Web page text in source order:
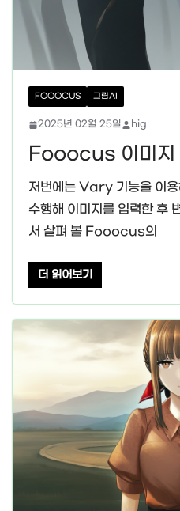
FOOOCUS 그림AI
2025년 02월 25일 hig
Fooocus 이미지
저번에는 Vary 기능을 이
수행해 이미지를 입력한 후
서 살펴 볼 Fooocus의
더 읽어보기